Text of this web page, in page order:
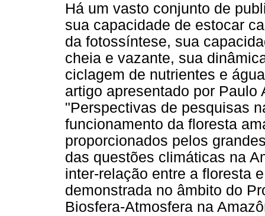
Há um vasto conjunto de
sua capacidade de estocar
da fotossíntese, sua
cheia e vazante, sua
ciclagem de nutrientes e
artigo apresentado por
"Perspectivas de pesquisas
funcionamento da floresta
proporcionados pelos
das questões climáticas na
inter-relação entre a floresta
demonstrada no âmbito do
Biosfera-Atmosfera na